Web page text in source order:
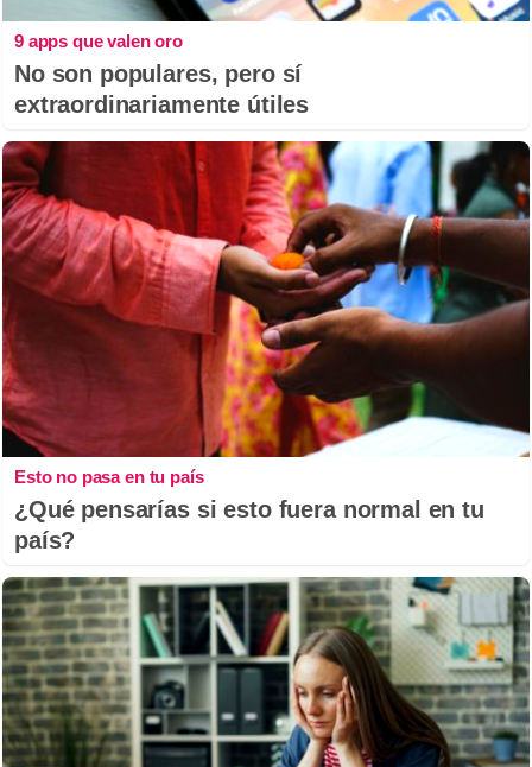
9 apps que valen oro
No son populares, pero sí
extraordinariamente útiles
Esto no pasa en tu país
¿Qué pensarías si esto fuera normal en tu
país?